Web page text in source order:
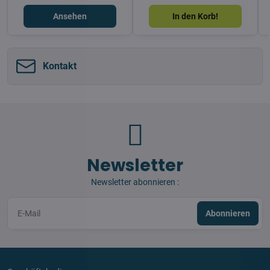
Ansehen In den Korb!
Kontakt
Newsletter
Newsletter abonnieren :
Abonnieren